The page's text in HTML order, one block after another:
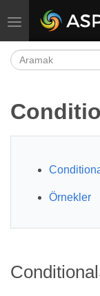
Gezinmeyi aç/kapat
Örnekler